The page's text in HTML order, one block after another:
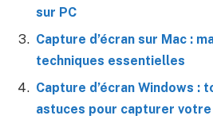
sur PC
Capture d’écran sur Mac :
techniques essentielles
Capture d’écran Windows :
astuces pour capturer